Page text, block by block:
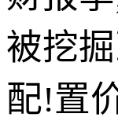
被挖
配!置